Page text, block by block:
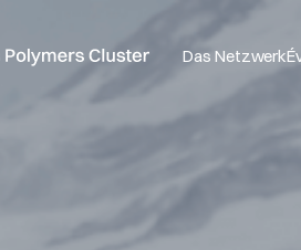
Das Netzwerk